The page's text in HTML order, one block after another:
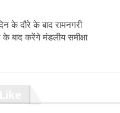
के दौरे के बाद रामनगरी
बाद करेंगे मंडलीय समीक्षा